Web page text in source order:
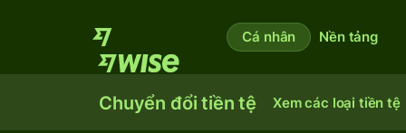
Cá nhân Nền tảng
Chuyển đổi tiền tệ Xem các loại tiền tệ